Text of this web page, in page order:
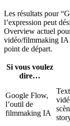
Les résultats pour
l’expression peut
Overview actuel
vidéo/filmmaking IA
point de départ.
Si vous voulez
dire…
Google Flow,
l’outil de
filmmaking IA